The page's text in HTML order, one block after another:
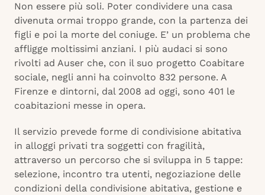
Non essere più soli. Poter condividere una casa
divenuta ormai troppo grande, con la partenza dei
figli e poi la morte del coniuge. E’ un problema che
affligge moltissimi anziani. I più audaci si sono
rivolti ad Auser che, con il suo progetto Coabitare
sociale, negli anni ha coinvolto 832 persone. A
Firenze e dintorni, dal 2008 ad oggi, sono 401 le
coabitazioni messe in opera.
Il servizio prevede forme di condivisione abitativa
in alloggi privati tra soggetti con fragilità,
attraverso un percorso che si sviluppa in 5 tappe:
selezione, incontro tra utenti, negoziazione delle
condizioni della condivisione abitativa, gestione e